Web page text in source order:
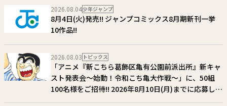
2026.08.04少年ジャンプ
8月4日(火)発売!! ジャンプコミックス8月期新刊一挙
10作品!!
2026.08.03 トピックス
「アニメ『新こちら葛飾区亀有公園前派出所』新キャ
スト発表会～始動！令和こち亀大作戦～」に、50組
100名様をご招待!! 2026年8月10日(月)までに応募しよ
う！